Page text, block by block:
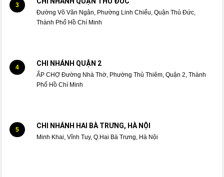
3
Đường Võ Văn Ngân, Phường Linh Chiểu, Quận Thủ Đức,
Thành Phố Hồ Chí Minh
4 CHI NHÁNH QUẬN 2
ẤP CHỢ Đường Nhà Thờ, Phường Thủ Thiêm, Quận 2, Thành
Phố Hồ Chí Minh
5 CHI NHÁNH HAI BÀ TRƯNG, HÀ NỘI
Minh Khai, Vĩnh Tuy, Q.Hai Bà Trưng, Hà Nội